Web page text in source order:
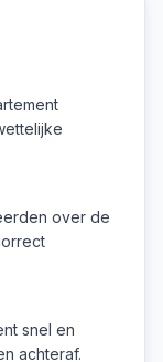
over de
snel en
achteraf.